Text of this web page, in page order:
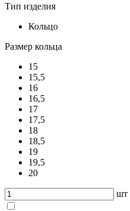
Тип изделия
Кольцо
Размер кольца
15
15,5
16
16,5
17
17,5
18
18,5
19
19,5
20
шт